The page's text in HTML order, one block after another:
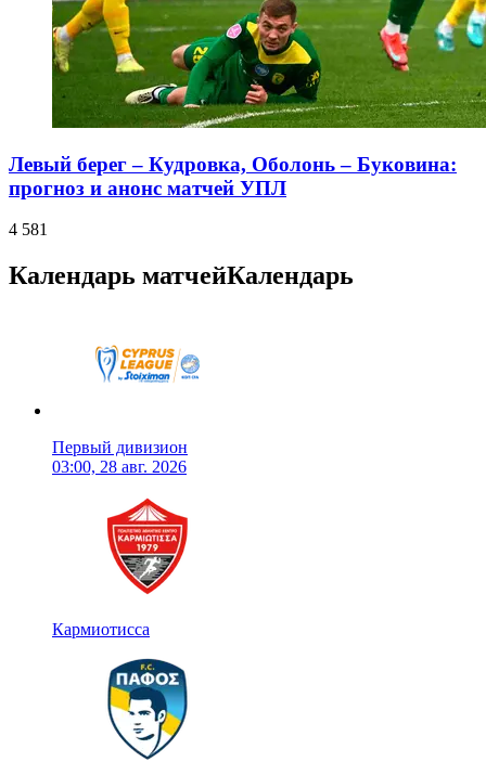
Левый берег – Кудровка, Оболонь – Буковина:
прогноз и анонс матчей УПЛ
4 581
Календарь матчейКалендарь
Первый дивизион
03:00, 28 авг. 2026
Кармиотисса